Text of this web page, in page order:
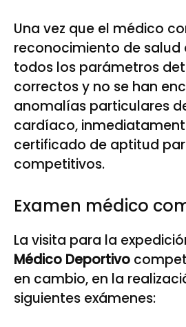
Una vez que el médico
reconocimiento de salud
todos los parámetros
correctos y no se han
anomalías particulares
cardíaco,
certificado de aptitud
competitivos.
Examen médico
La visita para la
Médico Deportivo
en cambio, en la
siguientes exámenes: